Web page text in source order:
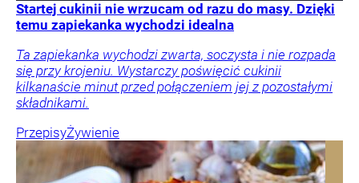
Startej cukinii nie wrzucam od razu do masy. Dzięki
temu zapiekanka wychodzi idealna
Ta zapiekanka wychodzi zwarta, soczysta i nie rozpada
się przy krojeniu. Wystarczy poświęcić cukinii
kilkanaście minut przed połączeniem jej z pozostałymi
składnikami.
PrzepisyŻywienie